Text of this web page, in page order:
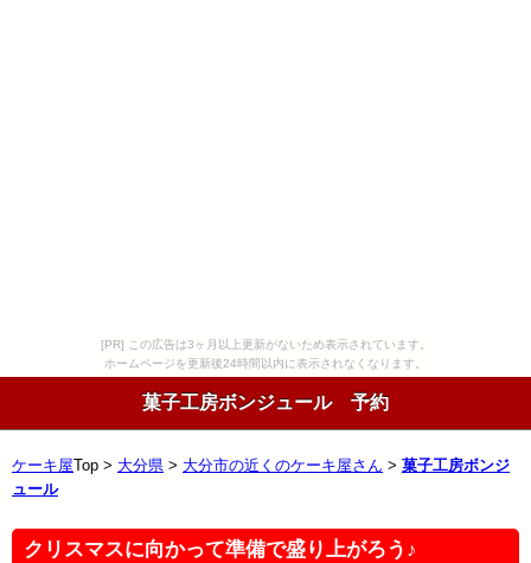
[PR] この広告は3ヶ月以上更新がないため表示されています。
ホームページを更新後24時間以内に表示されなくなります。
菓子工房ボンジュール 予約
ケーキ屋 Top > 大分県 > 大分市の近くのケーキ屋さん > 菓子工房ボンジ
ュール
クリスマスに向かって準備で盛り上がろう♪